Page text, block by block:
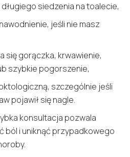
siedzenia na toalecie,
jeśli nie masz
się gorączka, krwawienie,
szybkie pogorszenie,
szczególnie jeśli
pojawił się nagle.
konsultacja pozwala
ból i uniknąć przypadkowego